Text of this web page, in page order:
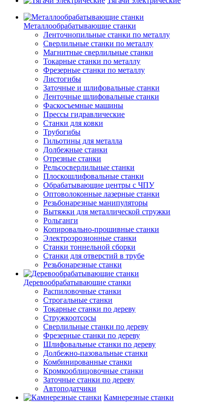
Металлообрабатывающие станки
Ленточнопильные станки по металлу
Сверлильные станки по металлу
Магнитные сверлильные станки
Токарные станки по металлу
Фрезерные станки по металлу
Листогибы
Заточные и шлифовальные станки
Ленточные шлифовальные станки
Фаскосъемные машины
Прессы гидравлические
Станки для ковки
Трубогибы
Гильотины для металла
Долбежные станки
Отрезные станки
Рельсосверлильные станки
Плоскошлифовальные станки
Обрабатывающие центры с ЧПУ
Оптоволоконные лазерные станки
Резьбонарезные манипуляторы
Вытяжки для металлической стружки
Рольганги
Копировально-прошивные станки
Электроэрозионные станки
Станки тоннельной сборки
Станки для отверстий в трубе
Резьбонарезные станки
Деревообрабатывающие станки
Распиловочные станки
Строгальные станки
Токарные станки по дереву
Стружкоотсосы
Сверлильные станки по дереву
Фрезерные станки по дереву
Шлифовальные станки по дереву
Долбежно-пазовальные станки
Комбинированные станки
Кромкооблицовочные станки
Заточные станки по дереву
Автоподатчики
Камнерезные станки